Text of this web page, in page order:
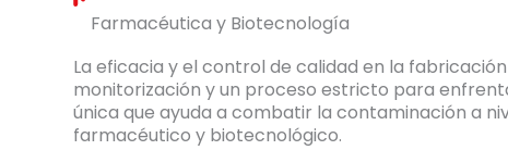
Farmacéutica y Biotecnología
La eficacia y el control de calidad en la
monitorización y un proceso estricto para
única que ayuda a combatir la contaminación a
farmacéutico y biotecnológico.